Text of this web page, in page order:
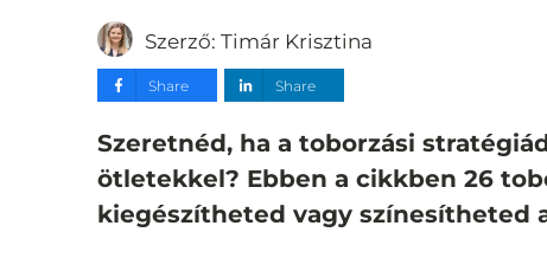
Szerző: Timár Krisztina
Share Share
Szeretnéd, ha a toborzási
ötletekkel? Ebben a cikkben 26
kiegészítheted vagy színesítheted